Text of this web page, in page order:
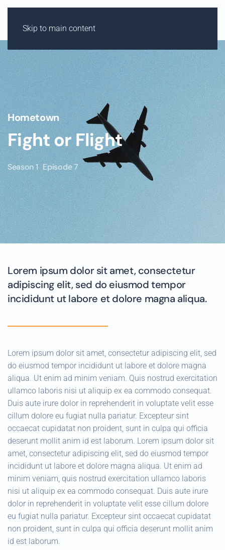
Skip to main content
Hometown
Fight or Flight
Season 1 Episode 7
Lorem ipsum dolor sit amet, consectetur
adipiscing elit, sed do eiusmod tempor
incididunt ut labore et dolore magna aliqua.
Lorem ipsum dolor sit amet, consectetur adipiscing elit, sed
do eiusmod tempor incididunt ut labore et dolore magna
aliqua. Ut enim ad minim veniam. Quis nostrud exercitation
ullamco laboris nisi ut aliquip ex ea commodo consequat.
Duis aute irure dolor in reprehenderit in voluptate velit esse
cillum dolore eu fugiat nulla pariatur. Excepteur sint
occaecat cupidatat non proident, sunt in culpa qui officia
deserunt mollit anim id est laborum. Lorem ipsum dolor sit
amet, consectetur adipiscing elit, sed do eiusmod tempor
incididunt ut labore et dolore magna aliqua. Ut enim ad
minim veniam, quis nostrud exercitation ullamco laboris
nisi ut aliquip ex ea commodo consequat. Duis aute irure
dolor in reprehenderit in voluptate velit esse cillum dolore
eu fugiat nulla pariatur. Excepteur sint occaecat cupidatat
non proident, sunt in culpa qui officia deserunt mollit anim
id est laborum.